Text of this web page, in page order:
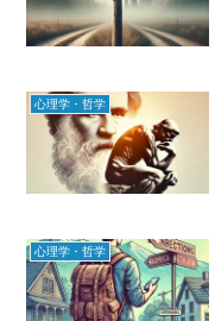
心理学・哲学
心理学・哲学